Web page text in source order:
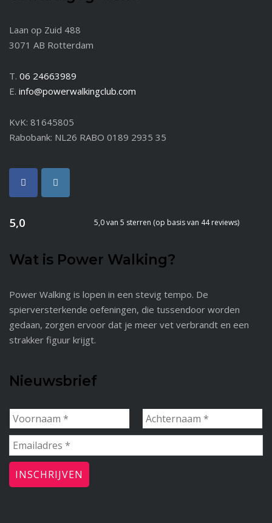
Laan op Zuid 488
3071 AB Rotterdam
T. 06 24663989
E. info@powerwalkingclub.com
KvK: 81645805
Rabobank: NL26 RABO 0189 2935 35
5,0 5,0 van 5 sterren (op basis van 44 reviews)
Wat is Power Walking?
Power Walking is lopen in een stevig tempo. De
spierversterkende oefeningen, die tussendoor worden
gedaan, zorgen ervoor dat je meer vet verbrandt en een
strakker figuur krijgt.
Nieuwsbrief